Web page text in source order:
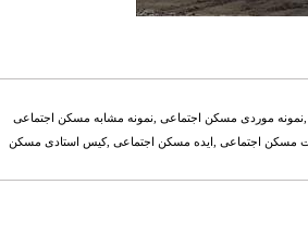
موردی مسکن اجتماعی ,نمونه مشابه مسکن اجتماعی
مسکن اجتماعی ,ایده مسکن اجتماعی ,کیس استادی مسکن